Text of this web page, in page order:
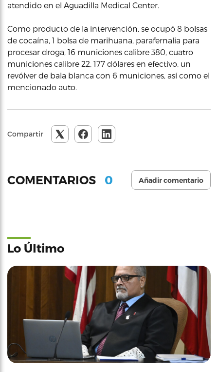
atendido en el Aguadilla Medical Center.
Como producto de la intervención, se ocupó 8 bolsas
de cocaína, 1 bolsa de marihuana, parafernalia para
procesar droga, 16 municiones calibre 380, cuatro
municiones calibre 22, 177 dólares en efectivo, un
revólver de bala blanca con 6 municiones, así como el
mencionado auto.
Compartir
COMENTARIOS 0 Añadir comentario
Lo Último